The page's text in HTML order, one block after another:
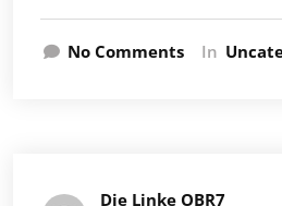
No Comments In
Die Linke OBR7